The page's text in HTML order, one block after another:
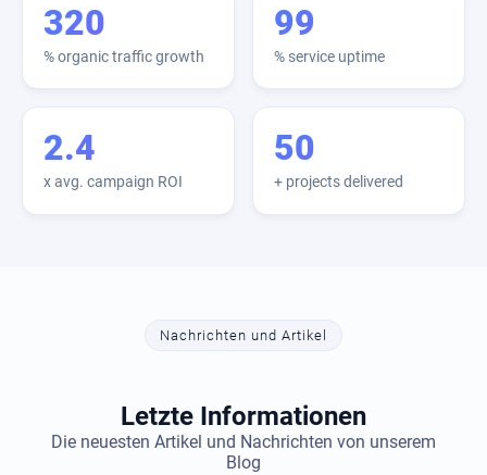
320
% organic traffic growth
99
% service uptime
2.4
x avg. campaign ROI
50
+ projects delivered
Nachrichten und Artikel
Letzte Informationen
Die neuesten Artikel und Nachrichten von unserem
Blog